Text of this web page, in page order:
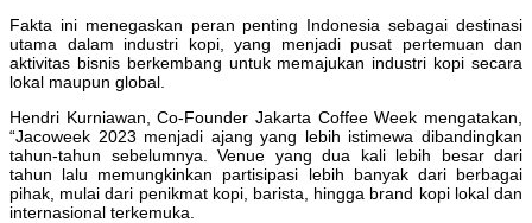
Fakta ini menegaskan peran penting Indonesia sebagai destinasi
utama dalam industri kopi, yang menjadi pusat pertemuan dan
aktivitas bisnis berkembang untuk memajukan industri kopi secara
lokal maupun global.
Hendri Kurniawan, Co-Founder Jakarta Coffee Week mengatakan,
“Jacoweek 2023 menjadi ajang yang lebih istimewa dibandingkan
tahun-tahun sebelumnya. Venue yang dua kali lebih besar dari
tahun lalu memungkinkan partisipasi lebih banyak dari berbagai
pihak, mulai dari penikmat kopi, barista, hingga brand kopi lokal dan
internasional terkemuka.